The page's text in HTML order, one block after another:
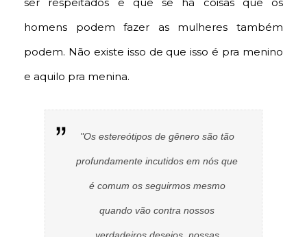
homens podem fazer as mulheres também
podem. Não existe isso de que isso é pra menino
e aquilo pra menina.
"Os estereótipos de gênero são tão
profundamente incutidos em nós que
é comum os seguirmos mesmo
quando vão contra nossos
verdadeiros desejos, nossas